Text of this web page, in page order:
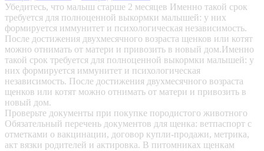
Убедитесь, что малыш старше 2 месяцев Именно такой срок
требуется для полноценной выкормки малышей: у них
формируется иммунитет и психологическая независимость.
После достижения двухмесячного возраста щенков или котят
можно отнимать от матери и привозить в новый дом.Именно
такой срок требуется для полноценной выкормки малышей: у
них формируется иммунитет и психологическая
независимость. После достижения двухмесячного возраста
щенков или котят можно отнимать от матери и привозить в
новый дом.
Проверьте документы при покупке породистого животного
Обязательный перечень документов для щенка: ветпаспорт с
отметками о вакцинации, договор купли-продажи, метрика,
акт вязки родителей и актировка. В питомниках щенкам